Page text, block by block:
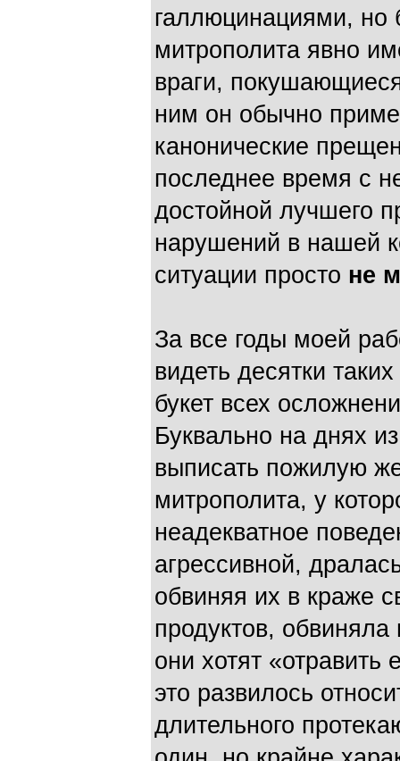
галлюцинациями, но
митрополита явно
враги,
ним он обычно
канонические
последнее время с
достойной лучшего
нарушений в нашей
ситуации просто не
За все годы моей
видеть десятки
букет всех
Буквально на днях
выписать пожилую
митрополита, у
неадекватное
агрессивной,
обвиняя их в краже
продуктов,
они хотят
это развилось
длительного